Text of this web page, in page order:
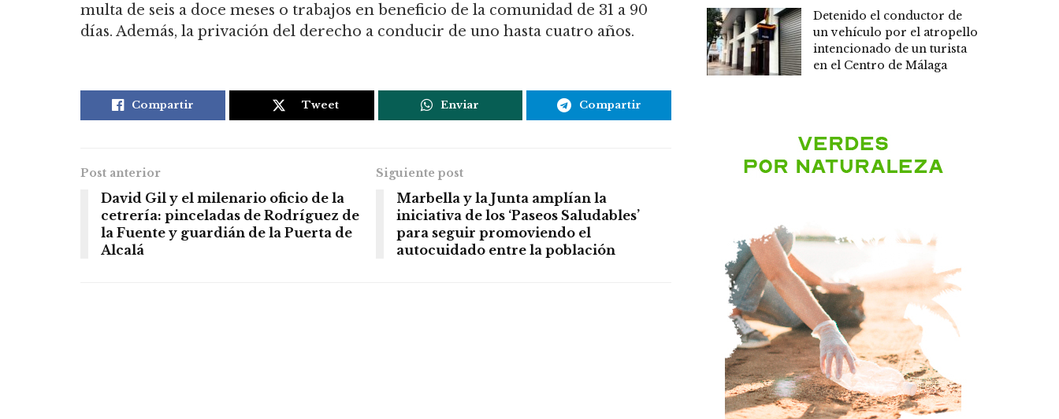
multa de seis a doce meses o trabajos en beneficio de la comunidad de 31 a 90
días. Además, la privación del derecho a conducir de uno hasta cuatro años.
Compartir Tweet Enviar Compartir
Post anterior
David Gil y el milenario oficio de la
cetrería: pinceladas de Rodríguez de
la Fuente y guardián de la Puerta de
Alcalá
Siguiente post
Marbella y la Junta amplían la
iniciativa de los ‘Paseos Saludables’
para seguir promoviendo el
autocuidado entre la población
Detenido el conductor de
un vehículo por el atropello
intencionado de un turista
en el Centro de Málaga